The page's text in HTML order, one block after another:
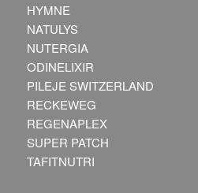
HYMNE
NATULYS
NUTERGIA
ODINELIXIR
PILEJE SWITZERLAND
RECKEWEG
REGENAPLEX
SUPER PATCH
TAFITNUTRI